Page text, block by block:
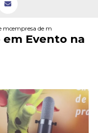
modelos para eventos
empresa de modelo em
em Evento na